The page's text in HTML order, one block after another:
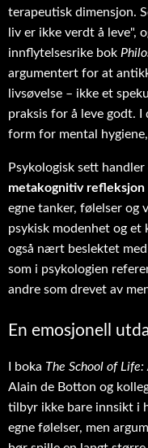
terapeutisk dimensjon.
liv er ikke verdt å leve",
innflytelsesrike bok
argumentert for at
livsøvelse – ikke et
praksis for å leve godt.
form for mental
Psykologisk sett
metakognitiv refleksjon
egne tanker, følelser og
psykisk modenhet og et
også nært beslektet
som i psykologien
andre som drevet av
En emosjonell
I boka The School of
Alain de Botton og
tilbyr ikke bare innsikt i
egne følelser, men